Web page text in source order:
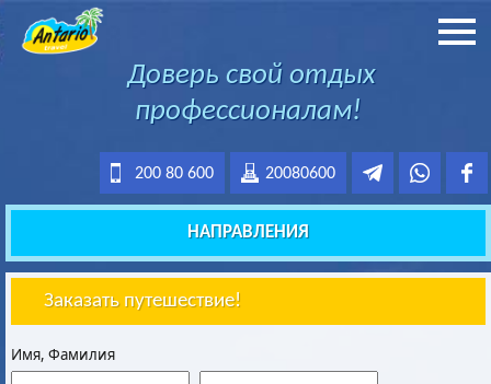
Доверь свой отдых
профессионалам!
20080600
200 80 600
НАПРАВЛЕНИЯ
Заказать путешествие!
Имя, Фамилия